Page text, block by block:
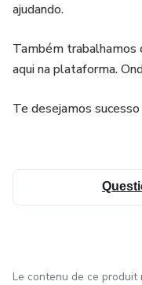
ajudando.
Também trabalhamos
aqui na plataforma.
Te desejamos
Le contenu de ce